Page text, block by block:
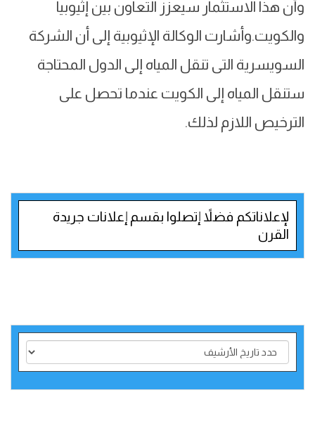
وأن هذا الاستثمار سيعزز التعاون بين إثيوبيا
والكويت.وأشارت الوكالة الإثيوبية إلى أن الشركة
السويسرية التى تنقل المياه إلى الدول المحتاجة
ستنقل المياه إلى الكويت عندما تحصل على
الترخيص اللازم لذلك.
لإعلاناتكم فضلاً إتصلوا بقسم إعلانات جريدة
القرن